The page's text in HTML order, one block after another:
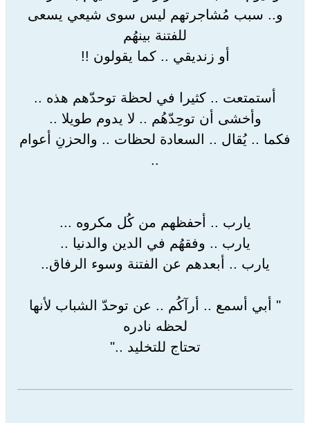
و.. سبب مُشاجرتهم ليس سوى شيعي يسعى
للفتنة بينهُم
أو زنديقي .. كما يقولون !!
أستمتعت .. كثيرا في لحظة توحدّهم هذه ..
وأخشى أن توحِدّهُم .. لا يدوم طويلا ..
فكما .. يُقال .. السعادة لحظات .. والحزنِ أعوام
..
يارب .. أحفظهم من كُل مكروه ...
يارب .. وفقهُم في الدين والدنيا ..
يارب .. أبعدهم عن الفتنة وسوء الرفاق..
" أبي أسمع .. أرآكُم .. عن توحدّ الشباب لأنها
لحظه نادره
تحتاج للتخليد .."